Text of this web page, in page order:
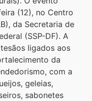
(12), no Centro
da Secretaria de
(SSP-DF). A
ligados aos
da
com a
geleias,
sabonetes